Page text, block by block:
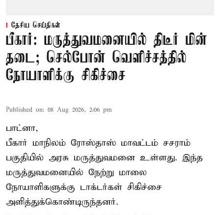
தேசிய செய்திகள்
பீகார்: மருத்துவமனையில் திடீர் மின்
தடை; செல்போன் வெளிச்சத்தில்
நோயாளிக்கு சிகிச்சை
Published on: 08 Aug 2026, 2:06 pm
பாட்னா,
பீகார் மாநிலம் ரோஸ்தாஸ் மாவட்டம் சசராம்
பகுதியில் அரசு மருத்துவமனை உள்ளது. இந்த
மருத்துவமனையில் நேற்று மாலை
நோயாளிகளுக்கு டாக்டர்கள் சிகிச்சை
அளித்துக்கொண்டிருந்தனர்.